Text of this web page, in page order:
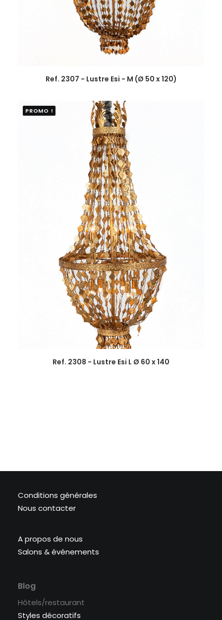
Ref. 2307 - Lustre Esi - M (Ø 50 x 120)
PROMO !
Ref. 2308 - Lustre Esi L Ø 60 x 140
Conditions générales
Nous contacter
A propos de nous
Salons & événements
Blog
Hôtels/restaurant
Styles décoratifs